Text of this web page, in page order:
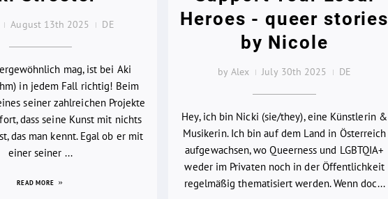
August 13th 2025 DE
mag, ist bei Aki
in jedem Fall richtig! Beim
seiner zahlreichen Projekte
dass seine Kunst mit nichts
das man kennt. Egal ob er mit
einer seiner ...
READ MORE
Heroes - queer stories
by Nicole
by Alex July 30th 2025 DE
Hey, ich bin Nicki (sie/they), eine Künstlerin &
Musikerin. Ich bin auf dem Land in Österreich
aufgewachsen, wo Queerness und LGBTQIA+
weder im Privaten noch in der Öffentlichkeit
regelmäßig thematisiert werden. Wenn doc...